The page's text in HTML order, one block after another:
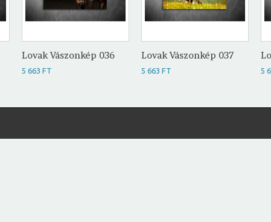
Lovak Vászonkép 036
5 663 FT
Lovak Vászonkép 037
5 663 FT 5